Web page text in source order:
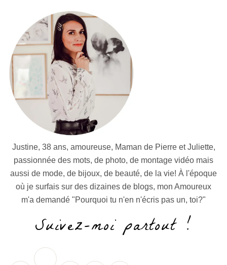
Justine, 38 ans, amoureuse, Maman de Pierre et Juliette,
passionnée des mots, de photo, de montage vidéo mais
aussi de mode, de bijoux, de beauté, de la vie! À l'époque
où je surfais sur des dizaines de blogs, mon Amoureux
m'a demandé "Pourquoi tu n'en n'écris pas un, toi?"
Suivez-moi partout !